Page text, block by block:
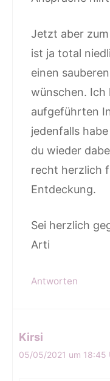
Jetzt aber
ist ja total
einen
wünschen. Ich
aufgeführten
jedenfalls
du wieder
recht herzlich
Entdeckung.
Sei herzlich
Arti
Antworten
Kirsi
05/05/2021 um 18:45